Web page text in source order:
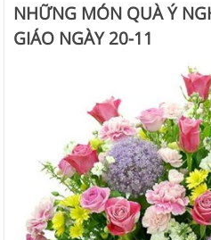
NHỮNG MÓN QUÀ Ý
GIÁO NGÀY 20-11